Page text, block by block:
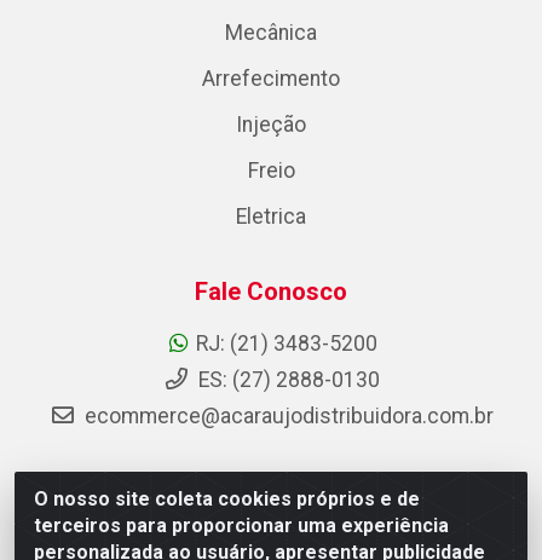
O nosso site coleta cookies próprios e de
terceiros para proporcionar uma experiência
personalizada ao usuário, apresentar publicidade
Mecânica
Arrefecimento
Injeção
Freio
Eletrica
Fale Conosco
RJ: (21) 3483-5200
ES: (27) 2888-0130
ecommerce@acaraujodistribuidora.com.br
AC Araujo Distribuidora - Rua Carneiro de Campos, 42 -
São Cristóvão, Rio de Janeiro/RJ - CEP 20.920-410 -